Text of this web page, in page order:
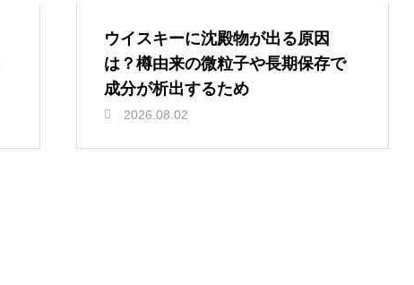
ウイスキーに沈殿物が出る原因
は？樽由来の微粒子や長期保存で
成分が析出するため
2026.08.02